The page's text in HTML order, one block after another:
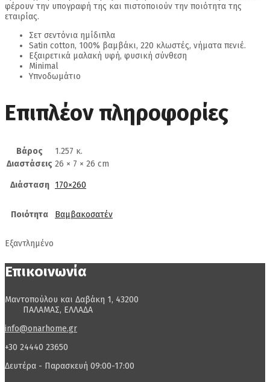
φέρουν την υπογραφή της και πιστοποιούν την ποιότητα της
εταιρίας.
Σετ σεντόνια ημίδιπλα
Satin cotton, 100% βαμβάκι, 220 κλωστές, νήματα πενιέ.
Εξαιρετικά μαλακή υφή, φυσική σύνθεση
Minimal
Υπνοδωμάτιο
Επιπλέον πληροφορίες
Βάρος
1.257 κ.
Διαστάσεις 26 × 7 × 26 cm
Διάσταση 170×260
Ποιότητα Βαμβακοσατέν
Εξαντλημένο
Επικοινωνία
Μαντοπούλου και Δαβάκη 1, 43200
ΠΑΛΑΜΑΣ, ΕΛΛΑΔΑ
info@onarhome.gr
+30 24440 23650
Δευτέρα - Παρασκευή 09:00-17:00